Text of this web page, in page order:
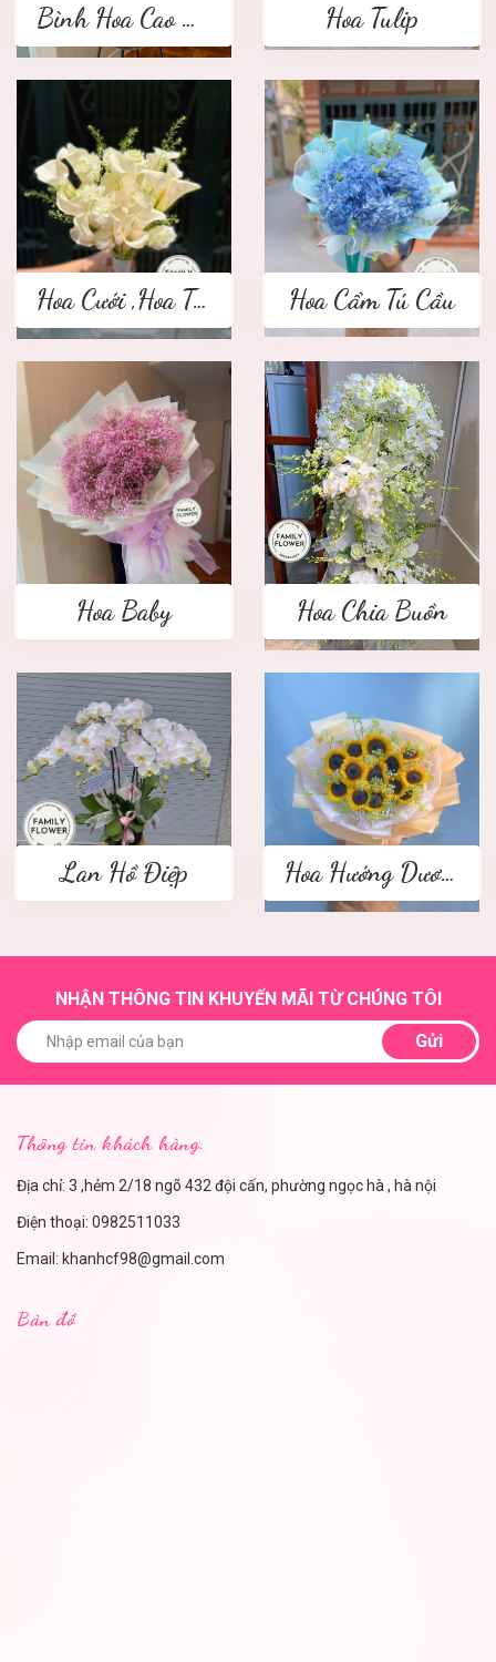
Bình Hoa Cao Cấp Hoa Tulip
Hoa Cưới ,Hoa Tay Cầm Cô Dâu Hoa Cẩm Tú Cầu
Hoa Baby Hoa Chia Buồn
Lan Hồ Điệp Hoa Hướng Dương
NHẬN THÔNG TIN KHUYẾN MÃI TỪ CHÚNG TÔI
Gửi
Thông tin khách hàng.
Địa chỉ: 3 ,hẻm 2/18 ngõ 432 đội cấn, phường ngọc hà , hà nội
Điện thoại: 0982511033
Email: khanhcf98@gmail.com
Bản đồ